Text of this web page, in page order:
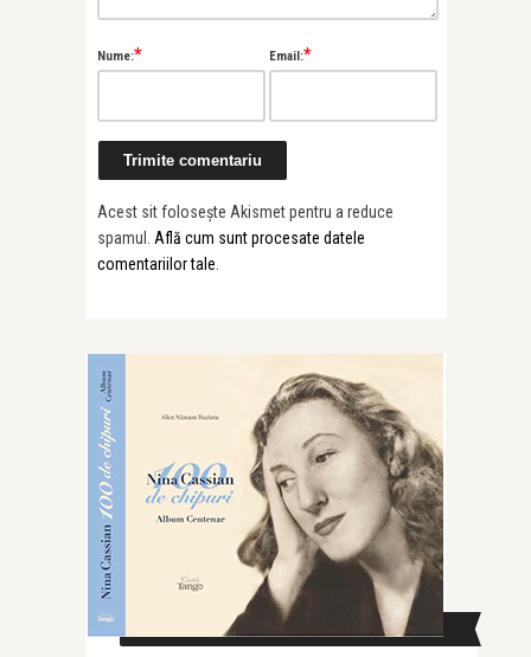
Nume:* Email:*
Acest sit folosește Akismet pentru a reduce
spamul. Află cum sunt procesate datele
comentariilor tale
CAUTĂ ÎN SITE